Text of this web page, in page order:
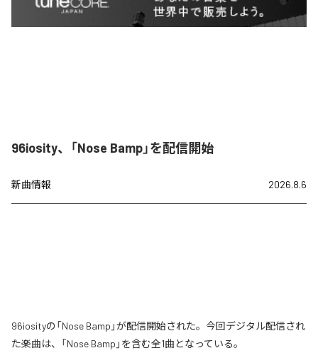
96iosity、「Nose Bamp」を配信開始
新曲情報 2026.8.6
96iosityの「Nose Bamp」が配信開始された。今回デジタル配信され
た楽曲は、「Nose Bamp」を含む全1曲となっている。